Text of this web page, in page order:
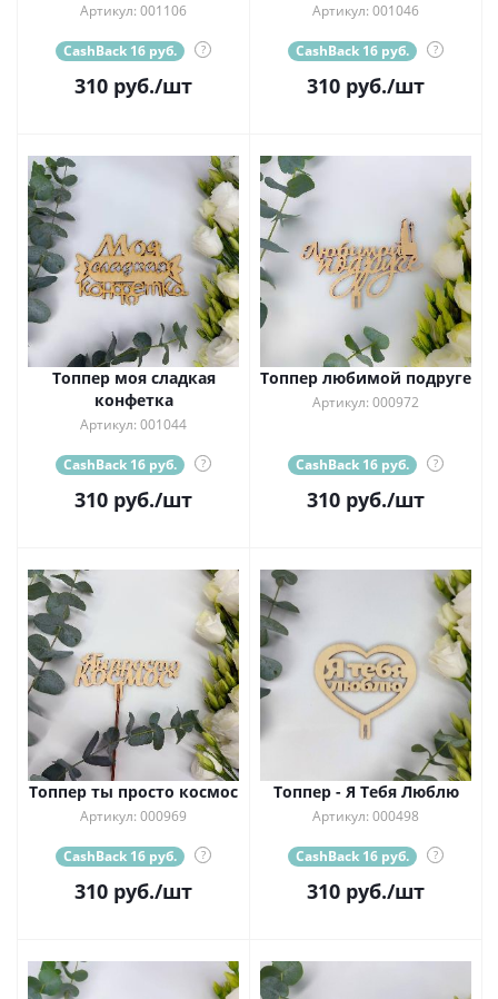
Артикул: 001106
CashBack 16 руб. ?
310 руб./шт
Артикул: 001046
CashBack 16 руб. ?
310 руб./шт
Топпер моя сладкая
конфетка
Артикул: 001044
CashBack 16 руб. ?
310 руб./шт
Топпер любимой подруге
Артикул: 000972
CashBack 16 руб. ?
310 руб./шт
Топпер ты просто космос
Артикул: 000969
CashBack 16 руб. ?
310 руб./шт
Топпер - Я Тебя Люблю
Артикул: 000498
CashBack 16 руб. ?
310 руб./шт